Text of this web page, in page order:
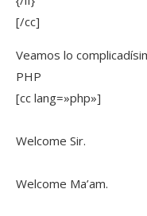
[/cc]
Veamos lo
PHP
[cc lang=»php»]
Welcome Sir.
Welcome Ma’am.